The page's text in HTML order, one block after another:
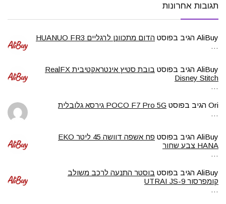
תגובות אחרונות
AliBuy הגיב בפוסט הדום מתכוונן לרגליים HUANUO FR3
…
AliBuy הגיב בפוסט
בובת סטיץ אינטראקטיבית RealFX
Disney Stitch
…
Ori הגיב בפוסט POCO F7 Pro 5G גירסא גלובלית
…
AliBuy הגיב בפוסט
פח אשפה דוושה 45 ליטר EKO
HANA צבע שחור
…
AliBuy הגיב בפוסט בוסטר התנעה לרכב משולב
קומפרסור UTRAI JS-9
…